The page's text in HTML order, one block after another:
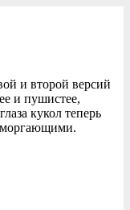
и второй версий
и пушистее,
кукол теперь